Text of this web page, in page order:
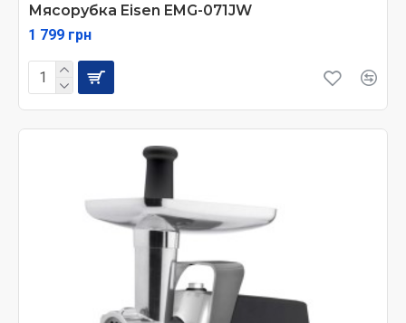
Мясорубка Eisen EMG-071JW
1 799 грн